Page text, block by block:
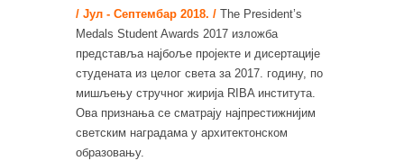
/ Јул - Септембар 2018. / The President’s
Medals Student Awards 2017 изложба
представља најбоље пројекте и дисертације
студената из целог света за 2017. годину, по
мишљењу стручног жирија RIBA института.
Ова признања се сматрају најпрестижнијим
светским наградама у архитектонском
образовању.